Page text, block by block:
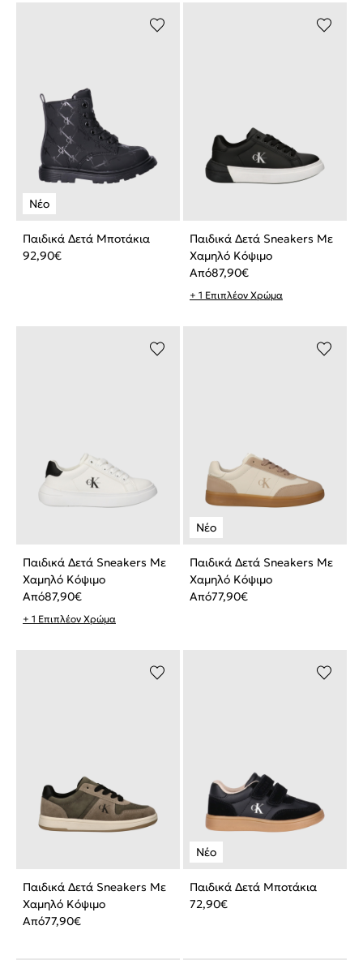
Παιδικά Δετά Μποτάκια
92,90€
Παιδικά Δετά Sneakers Με
Χαμηλό Κόψιμο
Από87,90€
+ 1 Επιπλέον Χρώμα
Παιδικά Δετά Sneakers Με
Χαμηλό Κόψιμο
Από87,90€
+ 1 Επιπλέον Χρώμα
Παιδικά Δετά Sneakers Με
Χαμηλό Κόψιμο
Από77,90€
Παιδικά Δετά Sneakers Με
Χαμηλό Κόψιμο
Από77,90€
Παιδικά Δετά Μποτάκια
72,90€